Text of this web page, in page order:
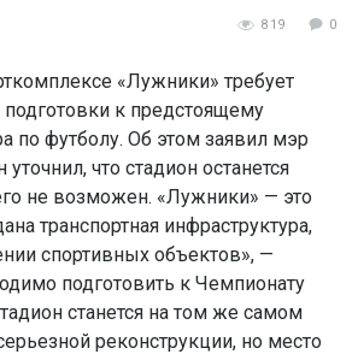
819 0
«Лужники» требует
к предстоящему
по футболу. Об этом заявил мэр
уточнил, что стадион останется
не возможен. «Лужники» — это
транспортная инфраструктура,
спортивных объектов», —
подготовить к Чемпионату
станется на том же самом
реконструкции, но место